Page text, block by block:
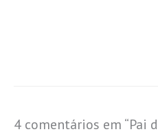
4 comentários em “Pai